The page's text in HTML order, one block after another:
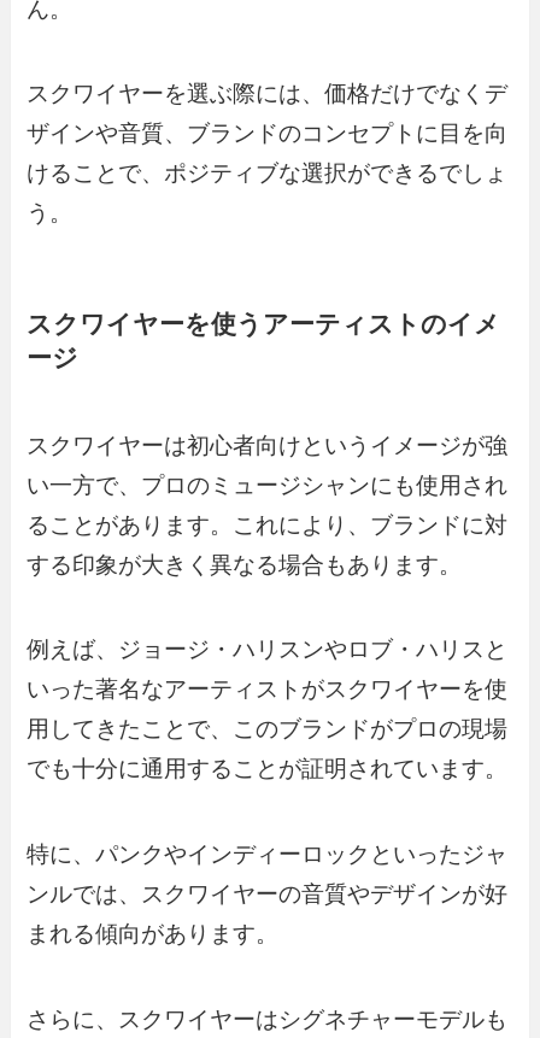
ん。
スクワイヤーを選ぶ際には、価格だけでなくデ
ザインや音質、ブランドのコンセプトに目を向
けることで、ポジティブな選択ができるでしょ
う。
スクワイヤーを使うアーティストのイメ
ージ
スクワイヤーは初心者向けというイメージが強
い一方で、プロのミュージシャンにも使用され
ることがあります。これにより、ブランドに対
する印象が大きく異なる場合もあります。
例えば、ジョージ・ハリスンやロブ・ハリスと
いった著名なアーティストがスクワイヤーを使
用してきたことで、このブランドがプロの現場
でも十分に通用することが証明されています。
特に、パンクやインディーロックといったジャ
ンルでは、スクワイヤーの音質やデザインが好
まれる傾向があります。
さらに、スクワイヤーはシグネチャーモデルも